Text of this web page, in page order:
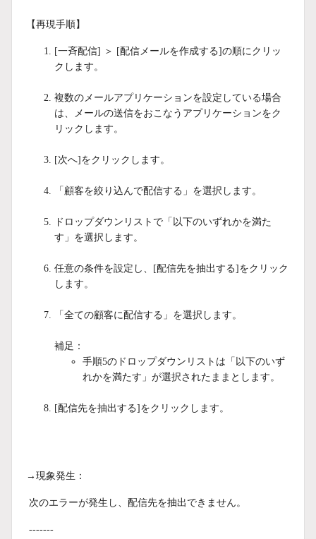
【再現手順】
[一斉配信] ＞ [配信メールを作成する]の順にクリッ
クします。
複数のメールアプリケーションを設定している場合
は、メールの送信をおこなうアプリケーションをク
リックします。
[次へ]をクリックします。
「顧客を絞り込んで配信する」を選択します。
ドロップダウンリストで「以下のいずれかを満た
す」を選択します。
任意の条件を設定し、[配信先を抽出する]をクリック
します。
「全ての顧客に配信する」を選択します。
補足：
手順5のドロップダウンリストは「以下のいず
れかを満たす」が選択されたままとします。
[配信先を抽出する]をクリックします。
→現象発生：
次のエラーが発生し、配信先を抽出できません。
-------